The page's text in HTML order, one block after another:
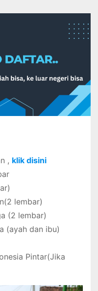
, klik disini
lembar)
(2 lembar)
(ayah dan ibu)
Pintar(Jika